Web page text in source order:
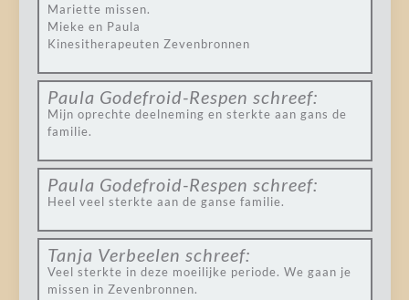
Mariette missen.
Mieke en Paula
Kinesitherapeuten Zevenbronnen
Paula Godefroid-Respen schreef:
Mijn oprechte deelneming en sterkte aan gans de
familie.
Paula Godefroid-Respen schreef:
Heel veel sterkte aan de ganse familie.
Tanja Verbeelen schreef:
Veel sterkte in deze moeilijke periode. We gaan je
missen in Zevenbronnen.